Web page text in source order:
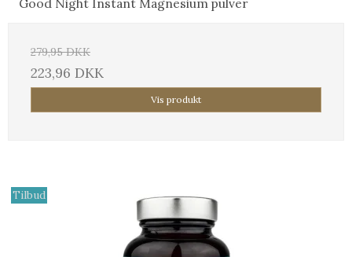
279,95 DKK
223,96 DKK
Vis produkt
Tilbud